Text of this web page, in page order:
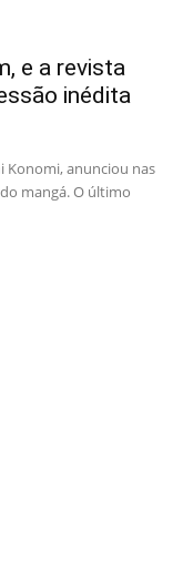
e a revista
inédita
Konomi, anunciou nas
mangá. O último